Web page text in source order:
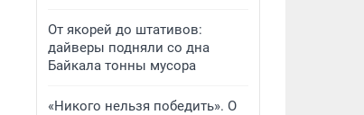
От якорей до штативов:
дайверы подняли со дна
Байкала тонны мусора
«Никого нельзя победить». О